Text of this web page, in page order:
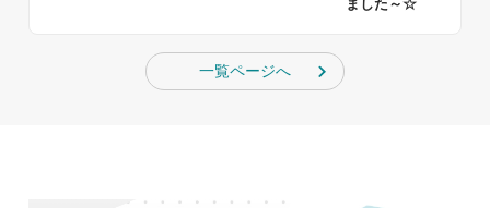
ました～☆
一覧ページへ